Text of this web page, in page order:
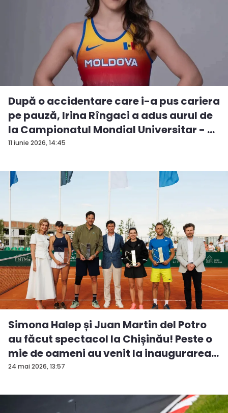
11 iunie 2026, 14:45
După o accidentare care i-a pus cariera
pe pauză, Irina Rîngaci a adus aurul de
la Campionatul Mondial Universitar - ...
24 mai 2026, 13:57
Simona Halep și Juan Martin del Potro
au făcut spectacol la Chișinău! Peste o
mie de oameni au venit la inaugurarea
...